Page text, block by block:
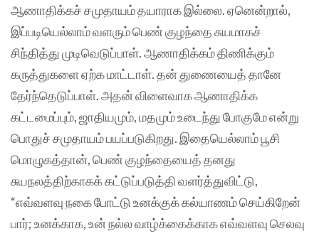
ஆணாதிக்கச் சமுதாயம் தயாராக இல்லை. ஏனென்றால்,
இப்படியெல்லாம் வளரும் பெண் குழந்தை சுயமாகச்
சிந்தித்து முடிவெடுப்பாள். ஆணாதிக்கம் திணிக்கும்
கருத்துகளை ஏற்க மாட்டாள். தன் துணையைத் தானே
தேர்ந்தெடுப்பாள். அதன் விளைவாக ஆணாதிக்க
கட்டமைப்பும், ஜாதியமும், மதமும் உடைந்து போகுமே என்று
பொதுச் சமுதாயம் பயப்படுகிறது. இதையெல்லாம் பூசி
மொழுகத்தான், பெண் குழந்தையைத் தனது
சுயநலத்திற்காகக் கட்டுப்படுத்தி வளர்த்துவிட்டு,
“எவ்வளவு நகை போட்டு உனக்குக் கல்யாணம் செய்கிறேன்
பார்; உனக்காக, உன் நல்ல வாழ்க்கைக்காக எவ்வளவு செலவு